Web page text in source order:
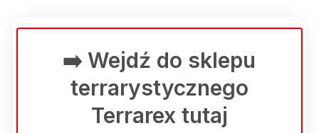
➡️Wejdź do sklepu
terrarystycznego
Terrarex tutaj